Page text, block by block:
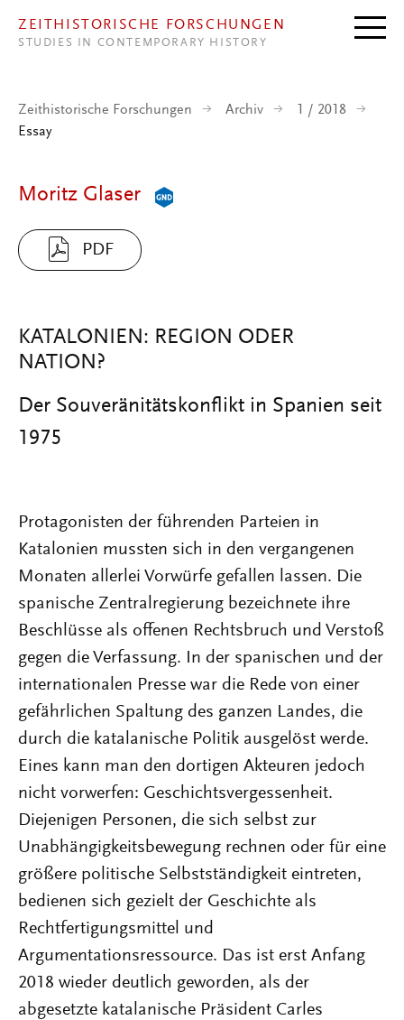
ZEITHISTORISCHE FORSCHUNGEN
STUDIES IN CONTEMPORARY HISTORY
Zeithistorische Forschungen Archiv
1 / 2018
Essay
Moritz Glaser
PDF
KATALONIEN: REGION ODER
NATION?
Der Souveränitätskonflikt in Spanien seit
1975
Protagonisten der führenden Parteien in
Katalonien mussten sich in den vergangenen
Monaten allerlei Vorwürfe gefallen lassen. Die
spanische Zentralregierung bezeichnete ihre
Beschlüsse als offenen Rechtsbruch und Verstoß
gegen die Verfassung. In der spanischen und der
internationalen Presse war die Rede von einer
gefährlichen Spaltung des ganzen Landes, die
durch die katalanische Politik ausgelöst werde.
Eines kann man den dortigen Akteuren jedoch
nicht vorwerfen: Geschichtsvergessenheit.
Diejenigen Personen, die sich selbst zur
Unabhängigkeitsbewegung rechnen oder für eine
größere politische Selbstständigkeit eintreten,
bedienen sich gezielt der Geschichte als
Rechtfertigungsmittel und
Argumentationsressource. Das ist erst Anfang
2018 wieder deutlich geworden, als der
abgesetzte katalanische Präsident Carles